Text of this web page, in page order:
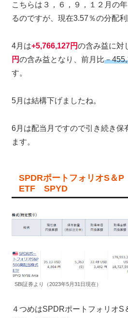
こちらは３，６，９，１２月の
るのですが、現在3.57％の分配利
4月は+5,766,127円の含み益に対
円の含み益となり、前月比－
す。
5月は結構下げましたね。
6月は配当月ですので引き続き保
ます。
SPDRポートフォリオS＆
ETF SPYD
SBI証券より（2023年5月31日現在）
４つめはSPDRポートフォリオS